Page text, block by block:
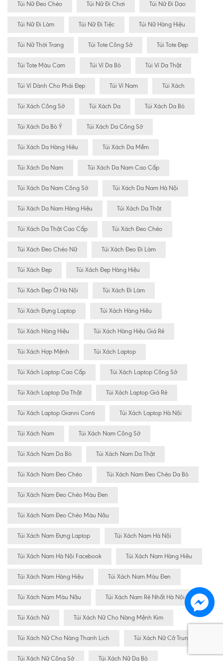
Túi Nữ Đeo Chéo Túi Nữ Đi Chơi Túi Nữ Đi Dạo
Túi Nữ Đi Làm Túi Nữ Đi Tiệc Túi Nữ Hàng Hiệu
Túi Nữ Thời Trang Túi Tote Công Sở Túi Tote Đẹp
Túi Tote Màu Cam Túi Ví Da Bò Túi Ví Da Thật
Túi Ví Dành Cho Phái Đẹp Túi Ví Nam Túi Xách
Túi Xách Công Sở Túi Xách Da Túi Xách Da Bò
Túi Xách Da Bò Ý Túi Xách Da Công Sở
Túi Xách Da Hàng Hiêu Túi Xách Da Mềm
Túi Xách Da Nam Túi Xách Da Nam Cao Cấp
Túi Xách Da Nam Công Sở Túi Xách Da Nam Hà Nội
Túi Xách Da Nam Hàng Hiệu Túi Xách Da Thật
Túi Xách Da Thật Cao Cấp Túi Xách Đeo Chéo
Túi Xách Đeo Chéo Nữ Túi Xách Đeo Đi Làm
Túi Xách Đẹp Túi Xách Đẹp Hàng Hiệu
Túi Xách Đẹp Ở Hà Nội Túi Xách Đi Làm
Túi Xách Đựng Laptop Túi Xách Hàng Hiêu
Túi Xách Hàng Hiệu Túi Xách Hàng Hiệu Giá Rẻ
Túi Xách Hợp Mệnh Túi Xách Laptop
Túi Xách Laptop Cao Cấp Túi Xách Laptop Công Sở
Túi Xách Laptop Da Thật Túi Xách Laptop Giá Rẻ
Túi Xách Laptop Gianni Conti Túi Xách Laptop Hà Nội
Túi Xách Nam Túi Xách Nam Công Sở
Túi Xách Nam Da Bò Túi Xách Nam Da Thật
Túi Xách Nam Đeo Chéo Túi Xách Nam Đeo Chéo Da Bò
Túi Xách Nam Đeo Chéo Màu Đen
Túi Xách Nam Đeo Chéo Màu Nâu
Túi Xách Nam Đựng Laptop Túi Xách Nam Hà Nội
Túi Xách Nam Hà Nội Facebook Túi Xách Nam Hàng Hiêu
Túi Xách Nam Hàng Hiệu Túi Xách Nam Màu Đen
Túi Xách Nam Màu Nâu Túi Xách Nam Rẻ Nhất Hà Nội
Túi Xách Nữ Túi Xách Nữ Cho Nàng Mệnh Kim
Túi Xách Nữ Cho Nàng Thanh Lịch Túi Xách Nữ Cỡ Trung
Túi Xách Nữ Công Sở Túi Xách Nữ Da Bò